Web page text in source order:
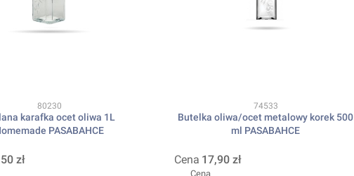
Kod produktu
80230
karafka ocet oliwa 1L
PASABAHCE
zł
Kod produktu
74533
Butelka oliwa/ocet metalowy korek 500
ml PASABAHCE
Cena 17,90 zł
Cena